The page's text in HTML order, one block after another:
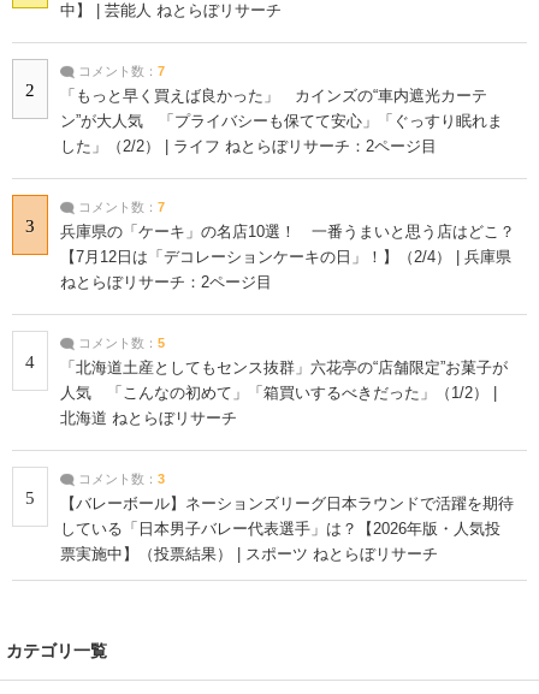
中】 | 芸能人 ねとらぼリサーチ
2
コメント数： 7
「もっと早く買えば良かった」 カインズの“車内遮光カーテ
ン”が大人気 「プライバシーも保てて安心」「ぐっすり眠れま
した」（2/2） | ライフ ねとらぼリサーチ：2ページ目
3
コメント数： 7
兵庫県の「ケーキ」の名店10選！ 一番うまいと思う店はどこ？
【7月12日は「デコレーションケーキの日」！】（2/4） | 兵庫県
ねとらぼリサーチ：2ページ目
4
コメント数： 5
「北海道土産としてもセンス抜群」六花亭の“店舗限定”お菓子が
人気 「こんなの初めて」「箱買いするべきだった」（1/2） |
北海道 ねとらぼリサーチ
5
コメント数： 3
【バレーボール】ネーションズリーグ日本ラウンドで活躍を期待
している「日本男子バレー代表選手」は？【2026年版・人気投
票実施中】（投票結果） | スポーツ ねとらぼリサーチ
カテゴリ一覧